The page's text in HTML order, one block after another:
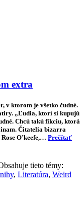
extra
v ktorom je všetko čudné.
„Ľudia, ktorí si kupujú
Chcú takú fikciu, ktorá
Čitatelia bizarra
O’keefe,… Prečítať
tieto témy:
, Literatúra, Weird